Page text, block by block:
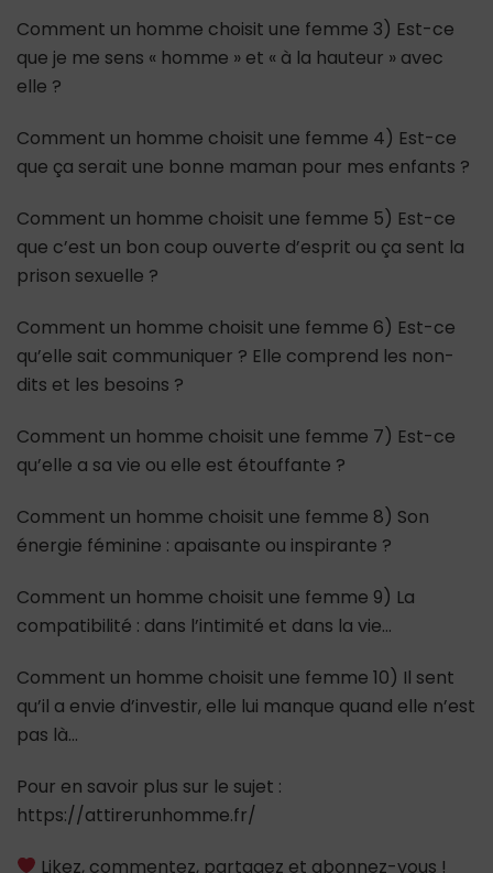
Comment un homme choisit une femme 3) Est-ce
que je me sens « homme » et « à la hauteur » avec
elle ?
Comment un homme choisit une femme 4) Est-ce
que ça serait une bonne maman pour mes enfants ?
Comment un homme choisit une femme 5) Est-ce
que c’est un bon coup ouverte d’esprit ou ça sent la
prison sexuelle ?
Comment un homme choisit une femme 6) Est-ce
qu’elle sait communiquer ? Elle comprend les non-
dits et les besoins ?
Comment un homme choisit une femme 7) Est-ce
qu’elle a sa vie ou elle est étouffante ?
Comment un homme choisit une femme 8) Son
énergie féminine : apaisante ou inspirante ?
Comment un homme choisit une femme 9) La
compatibilité : dans l’intimité et dans la vie…
Comment un homme choisit une femme 10) Il sent
qu’il a envie d’investir, elle lui manque quand elle n’est
pas là…
Pour en savoir plus sur le sujet :
https://attirerunhomme.fr/
Likez, commentez, partagez et abonnez-vous !